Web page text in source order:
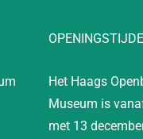
Het Haags
Museum is
met 13